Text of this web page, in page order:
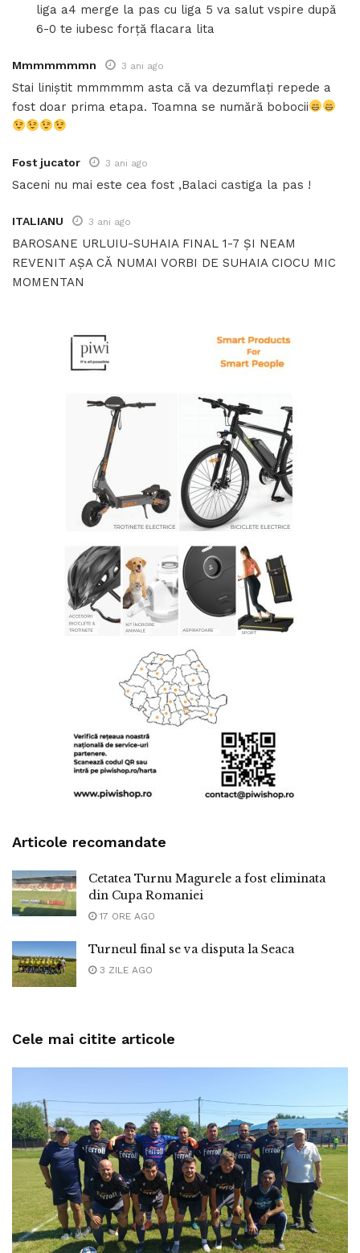
liga a4 merge la pas cu liga 5 va salut vspire după
6-0 te iubesc forță flacara lita
Mmmmmmmn 3 ani ago
Stai liniștit mmmmmm asta că va dezumflați repede a
fost doar prima etapa. Toamna se numără bobocii
Fost jucator 3 ani ago
Saceni nu mai este cea fost ,Balaci castiga la pas !
ITALIANU 3 ani ago
BAROSANE URLUIU-SUHAIA FINAL 1-7 ȘI NEAM
REVENIT AȘA CĂ NUMAI VORBI DE SUHAIA CIOCU MIC
MOMENTAN
Articole recomandate
Cetatea Turnu Magurele a fost eliminata
din Cupa Romaniei
17 ORE AGO
Turneul final se va disputa la Seaca
3 ZILE AGO
Cele mai citite articole